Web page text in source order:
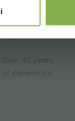
Over 40 years
of experience